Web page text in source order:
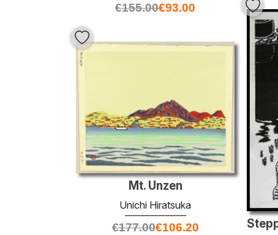
€155.00€93.00
Mt. Unzen
Unichi Hiratsuka
€177.00€106.20